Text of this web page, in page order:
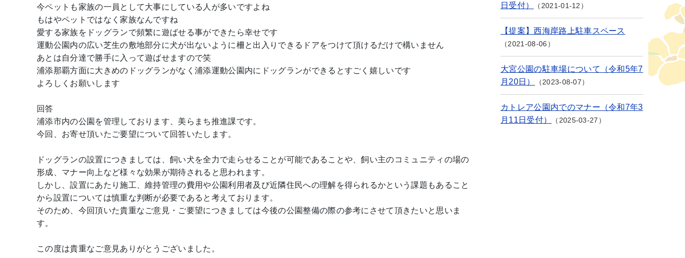
今ペットも家族の一員として大事にしている人が多いですよね
もはやペットではなく家族なんですね
愛する家族をドッグランで頻繁に遊ばせる事ができたら幸せです
運動公園内の広い芝生の敷地部分に犬が出ないように柵と出入りできるドアをつけて頂けるだけで構いません
あとは自分達で勝手に入って遊ばせますので笑
浦添那覇方面に大きめのドッグランがなく浦添運動公園内にドッグランができるとすごく嬉しいです
よろしくお願いします
回答
浦添市内の公園を管理しております、美らまち推進課です。
今回、お寄せ頂いたご要望について回答いたします。
ドッグランの設置につきましては、飼い犬を全力で走らせることが可能であることや、飼い主のコミュニティの場の
形成、マナー向上など様々な効果が期待されると思われます。
しかし、設置にあたり施工、維持管理の費用や公園利用者及び近隣住民への理解を得られるかという課題もあること
から設置については慎重な判断が必要であると考えております。
そのため、今回頂いた貴重なご意見・ご要望につきましては今後の公園整備の際の参考にさせて頂きたいと思いま
す。
この度は貴重なご意見ありがとうございました。
日受付）
2021-01-12
【提案】西海岸路上駐車スペース
2021-08-06
大宮公園の駐車場について（令和5年7
月20日）
2023-08-07
カトレア公園内でのマナー（令和7年3
月11日受付）
2025-03-27